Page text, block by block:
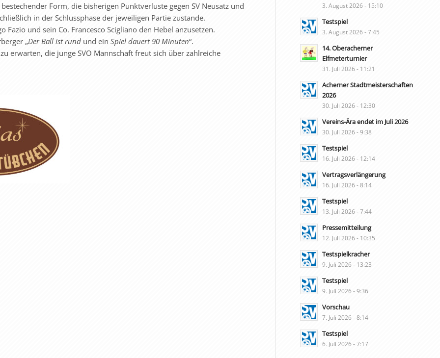
Form, die bisherigen Punktverluste gegen SV Neusatz und
in der Schlussphase der jeweiligen Partie zustande.
Fazio und sein Co. Francesco Scigliano den Hebel anzusetzen.
„Der Ball ist rund und ein Spiel dauert 90 Minuten“.
erwarten, die junge SVO Mannschaft freut sich über zahlreiche
3. August 2026 - 15:10
Testspiel
3. August 2026 - 7:45
14. Oberacherner
Elfmeterturnier
31. Juli 2026 - 11:21
Acherner Stadtmeisterschaften
2026
30. Juli 2026 - 12:30
Vereins-Ära endet im Juli 2026
30. Juli 2026 - 9:38
Testspiel
16. Juli 2026 - 12:14
Vertragsverlängerung
16. Juli 2026 - 8:14
Testspiel
13. Juli 2026 - 7:44
Pressemitteilung
12. Juli 2026 - 10:35
Testspielkracher
9. Juli 2026 - 13:23
Testspiel
9. Juli 2026 - 9:36
Vorschau
7. Juli 2026 - 8:14
Testspiel
6. Juli 2026 - 7:17